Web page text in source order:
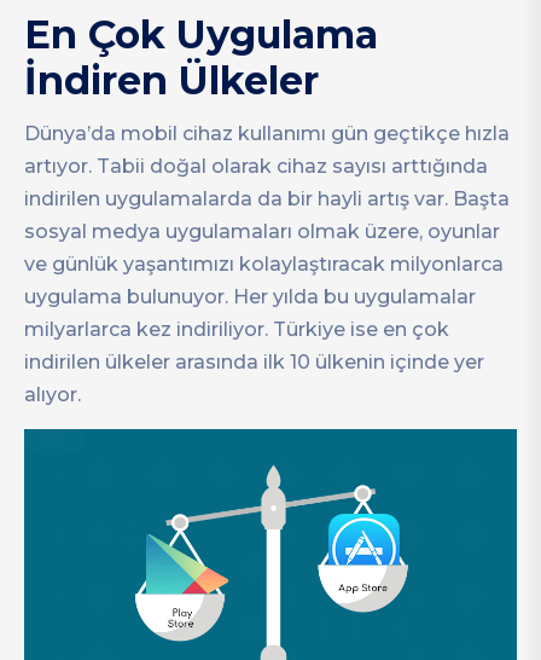
En Çok Uygulama
İndiren Ülkeler
Dünya’da mobil cihaz kullanımı gün geçtikçe hızla
artıyor. Tabii doğal olarak cihaz sayısı arttığında
indirilen uygulamalarda da bir hayli artış var. Başta
sosyal medya uygulamaları olmak üzere, oyunlar
ve günlük yaşantımızı kolaylaştıracak milyonlarca
uygulama bulunuyor. Her yılda bu uygulamalar
milyarlarca kez indiriliyor. Türkiye ise en çok
indirilen ülkeler arasında ilk 10 ülkenin içinde yer
alıyor.